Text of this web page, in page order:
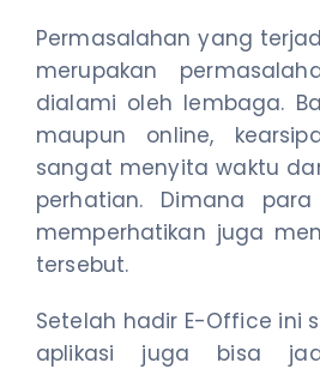
Permasalahan yang
merupakan
dialami oleh lembaga.
maupun online,
sangat menyita waktu
perhatian. Dimana
memperhatikan juga
tersebut.
Setelah hadir E-Office ini
aplikasi juga bisa